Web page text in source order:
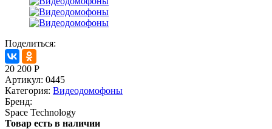
Поделиться:
20 200 Р
Артикул: 0445
Категория: Видеодомофоны
Бренд:
Space Technology
Товар есть в наличии